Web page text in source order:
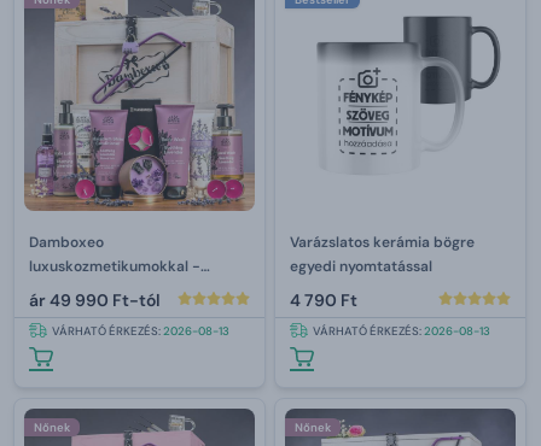
Damboxeo
luxuskozmetikumokkal -
levandula
ár49 990 Ft-tól
VÁRHATÓ ÉRKEZÉS:2026-08-13
Varázslatos kerámia bögre
egyedi nyomtatással
4 790 Ft
VÁRHATÓ ÉRKEZÉS:2026-08-13
Nőnek Nőnek